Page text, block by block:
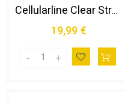
Cellularline Clear Strong - Iphone 17 Pro Max Custodia Rigida con Bordi in Gomma
19,99 €